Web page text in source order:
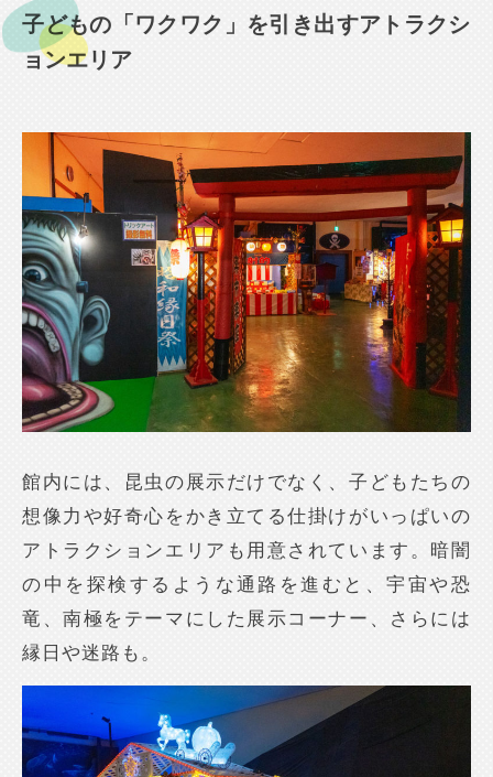
子どもの「ワクワク」を引き出すアトラクシ
ョンエリア
館内には、昆虫の展示だけでなく、子どもたちの
想像力や好奇心をかき立てる仕掛けがいっぱいの
アトラクションエリアも用意されています。暗闇
の中を探検するような通路を進むと、宇宙や恐
竜、南極をテーマにした展示コーナー、さらには
縁日や迷路も。